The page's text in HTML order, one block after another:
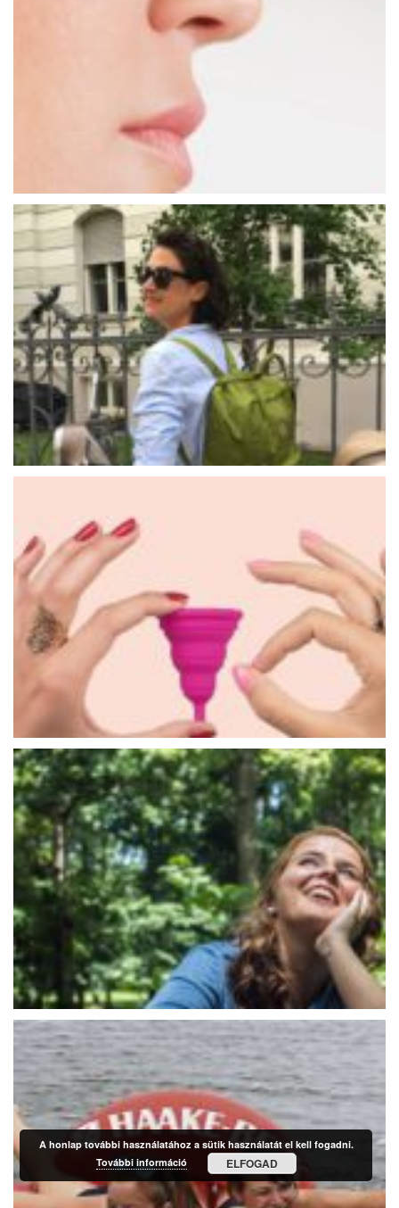
A honlap további használatához a sütik használatát el kell fogadni.
További információ
ELFOGAD